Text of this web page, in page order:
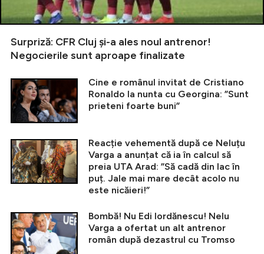
Surpriză: CFR Cluj și-a ales noul antrenor!
Negocierile sunt aproape finalizate
Cine e românul invitat de Cristiano
Ronaldo la nunta cu Georgina: ”Sunt
prieteni foarte buni”
Reacție vehementă după ce Neluțu
Varga a anunțat că ia în calcul să
preia UTA Arad: ”Să cadă din lac în
puț. Jale mai mare decât acolo nu
este nicăieri!”
Bombă! Nu Edi Iordănescu! Nelu
Varga a ofertat un alt antrenor
român după dezastrul cu Tromso